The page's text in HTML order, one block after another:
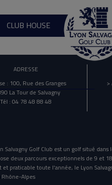
CLUB HOUSE
ADRESSE
: 100, Rue des Granges
La Tour de Salvagny
Tél : 04 78 48 88 48
>
Salvagny Golf Club est un golf situé
deux parcours exceptionnels de 9 et
et praticable toute l'année, le Lyon
Alpes